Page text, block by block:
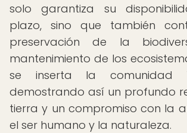
solo garantiza su
plazo, sino que también
preservación de la
mantenimiento de los
se inserta la comunidad
demostrando así un profundo
tierra y un compromiso con la
el ser humano y la naturaleza.